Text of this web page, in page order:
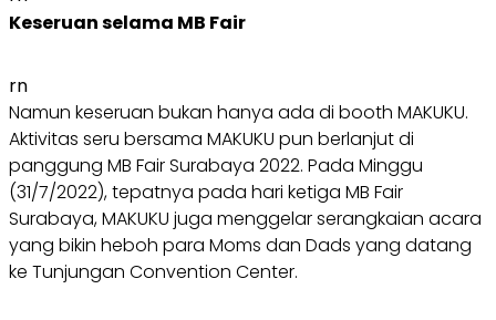
Keseruan selama MB Fair
rn
Namun keseruan bukan hanya ada di booth MAKUKU.
Aktivitas seru bersama MAKUKU pun berlanjut di
panggung MB Fair Surabaya 2022. Pada Minggu
(31/7/2022), tepatnya pada hari ketiga MB Fair
Surabaya, MAKUKU juga menggelar serangkaian acara
yang bikin heboh para Moms dan Dads yang datang
ke Tunjungan Convention Center.